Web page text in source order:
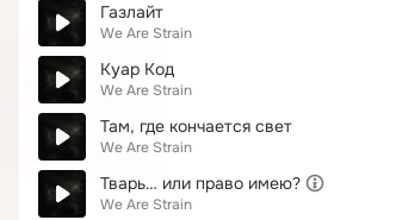
Газлайт
We Are Strain
Куар Код
We Are Strain
Там, где кончается свет
We Are Strain
Тварь… или право имею?
We Are Strain